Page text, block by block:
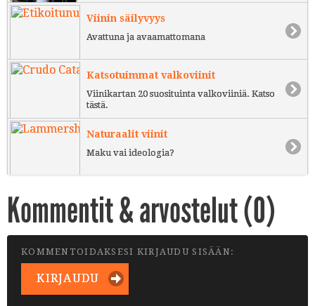
Viinin säilyvyys
Avattuna ja avaamattomana
Katsotuimmat valkoviinit
Viinikartan 20 suosituinta valkoviiniä. Katso
tästä.
Naturaalit viinit
Maku vai ideologia?
Kommentit & arvostelut (0)
KOMMENTOIDAKSESI KIRJAUDU SISÄÄN:
KIRJAUDU